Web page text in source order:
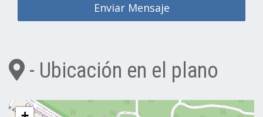
Enviar Mensaje
- Ubicación en el plano